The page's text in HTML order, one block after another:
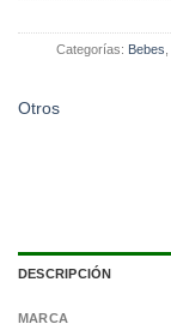
Categorías: Bebes
Otros
DESCRIPCIÓN
MARCA